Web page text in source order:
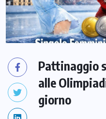
Pattinaggio
alle
giorno